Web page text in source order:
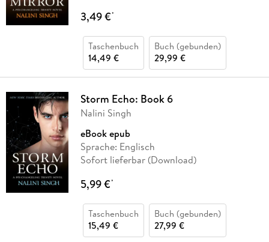
3,49 €*
Taschenbuch
14,49 €
Buch (gebunden)
29,99 €
Storm Echo: Book 6
Nalini Singh
eBook epub
Sprache: Englisch
Sofort lieferbar (Download)
5,99 €*
Taschenbuch
15,49 €
Buch (gebunden)
27,99 €